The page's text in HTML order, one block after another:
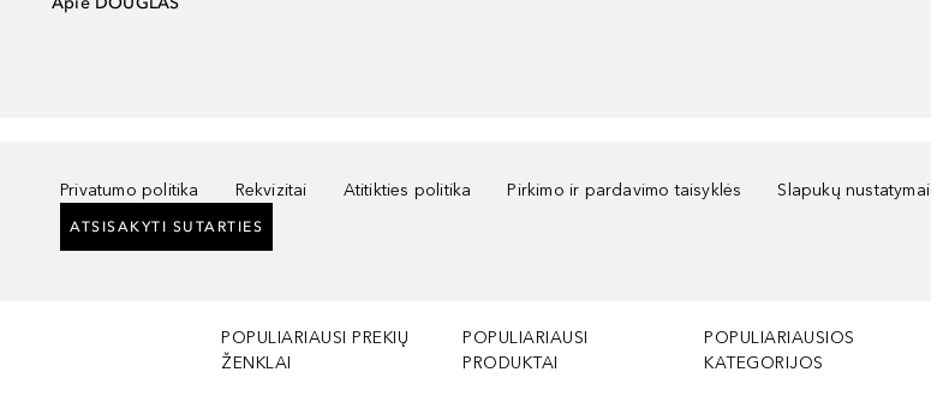
Privatumo politika Rekvizitai Atitikties politika Pirkimo ir pardavimo taisyklės Slapukų nustatymai
ATSISAKYTI SUTARTIES
POPULIARIAUSI PREKIŲ
ŽENKLAI
POPULIARIAUSI
PRODUKTAI
POPULIARIAUSIOS
KATEGORIJOS